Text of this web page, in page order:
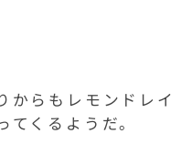
からもレモンドレイ
くるようだ。